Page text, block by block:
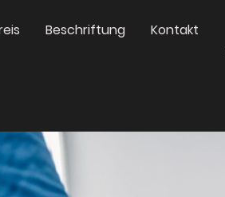
Beschriftung Kontakt